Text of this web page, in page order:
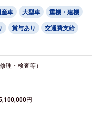
産車 大型車 重機・建機
賞与あり 交通費支給
理・検査等）
円